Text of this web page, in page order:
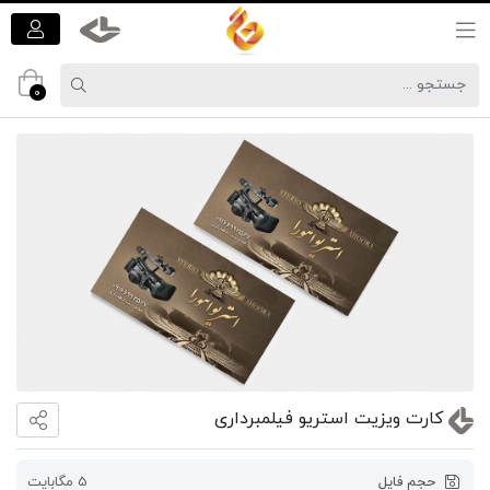
0
کارت ویزیت استریو فیلمبرداری
حجم فایل 5 مگابایت